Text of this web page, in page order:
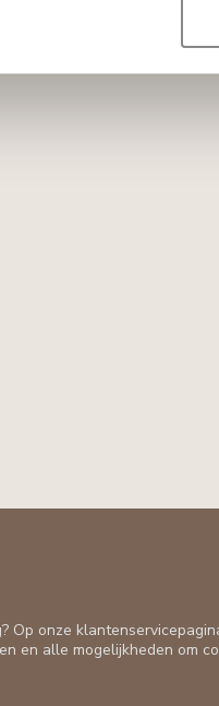
Op onze
en alle mogelijkheden om